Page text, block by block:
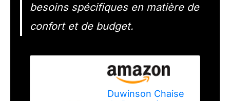
besoins spécifiques en matière de
confort et de budget.
Duwinson Chaise